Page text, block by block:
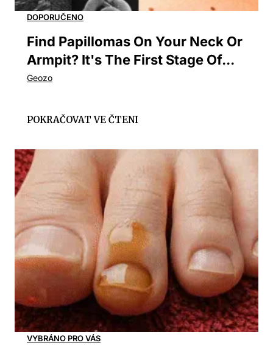
Find Papillomas On Your Neck Or
Armpit? It's The First Stage Of...